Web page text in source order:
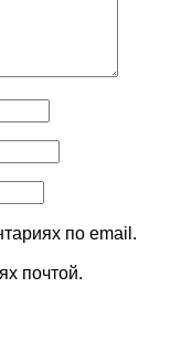
по email.
почтой.